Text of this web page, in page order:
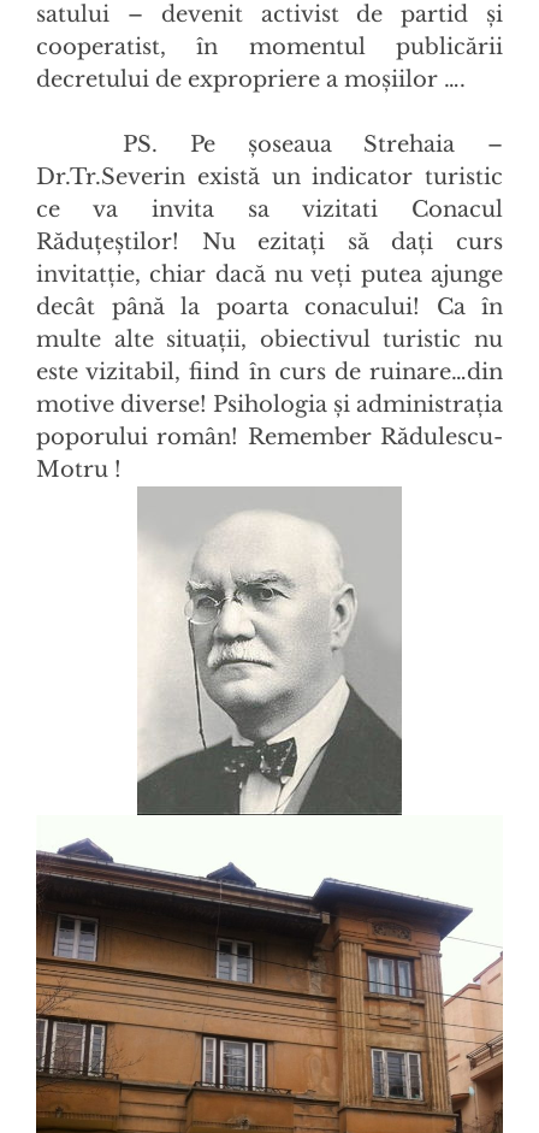
satului – devenit activist de partid și
cooperatist, în momentul publicării
decretului de expropriere a moșiilor ….
PS. Pe șoseaua Strehaia –
Dr.Tr.Severin există un indicator turistic
ce va invita sa vizitati Conacul
Răduțeștilor! Nu ezitați să dați curs
invitatție, chiar dacă nu veți putea ajunge
decât până la poarta conacului! Ca în
multe alte situații, obiectivul turistic nu
este vizitabil, fiind în curs de ruinare…din
motive diverse! Psihologia și administrația
poporului român! Remember Rădulescu-
Motru !